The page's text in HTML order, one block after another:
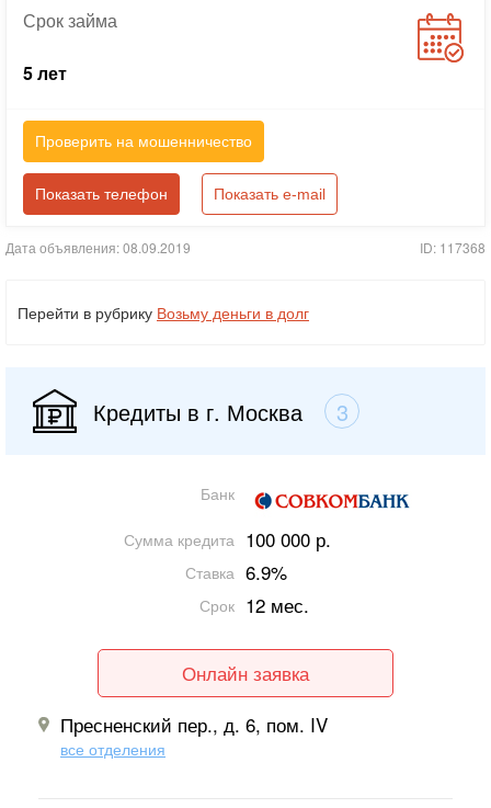
Срокзайма
5 лет
Проверить на мошенничество
Показать телефон Показать e-mail
Дата объявления: 08.09.2019 ID: 117368
Перейти в рубрику Возьму деньги в долг
Кредиты в г. Москва 3
Банк
Сумма кредита 100 000 р.
Ставка 6.9%
Срок 12 мес.
Онлайн заявка
Пресненский пер., д. 6, пом. IV
все отделения